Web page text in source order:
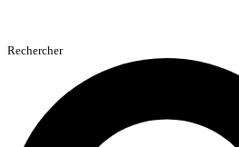
Rechercher